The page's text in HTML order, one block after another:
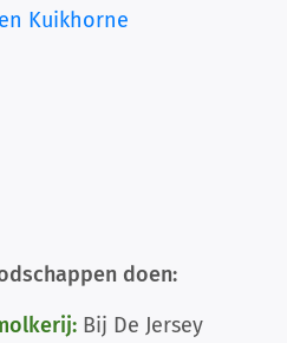
Kuikhorne
doen:
Bij De Jersey